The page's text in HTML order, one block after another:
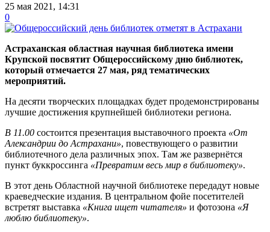
25 мая 2021, 14:31
0
Астраханская областная научная библиотека имени
Крупской посвятит Общероссийскому дню библиотек,
который отмечается 27 мая, ряд тематических
мероприятий.
На десяти творческих площадках будет продемонстрированы
лучшие достижения крупнейшей библиотеки региона.
В 11.00 состоится презентация выставочного проекта «От
Александрии до Астрахани», повествующего о развитии
библиотечного дела различных эпох. Там же развернётся
пункт буккроссинга «Превратим весь мир в библиотеку».
В этот день Областной научной библиотеке передадут новые
краеведческие издания. В центральном фойе посетителей
встретят выставка «Книга ищет читателя» и фотозона «Я
люблю библиотеку».